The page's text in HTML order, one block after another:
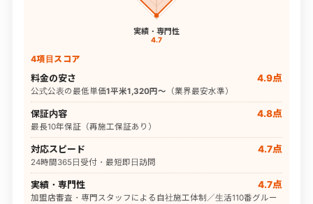
実績・専門性
4.7
4項目スコア
料金の安さ 4.9点
公式公表の最低単価1平米1,320円〜 （業界最安水準）
保証内容 4.8点
最長10年保証（再施工保証あり）
対応スピード 4.7点
24時間365日受付・最短即日訪問
実績・専門性 4.7点
加盟店審査・専門スタッフによる自社施工体制／生活110番グルー